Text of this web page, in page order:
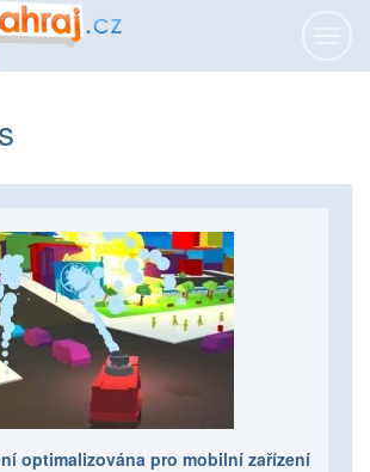
optimalizována pro mobilní zařízení